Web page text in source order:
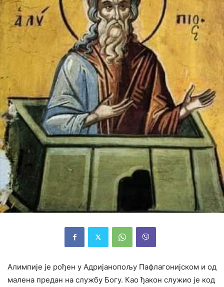
Алимпије је рођен у Адријанопољу Пафлагонијском и од
малена предан на службу Богу. Као ђакон служио је код